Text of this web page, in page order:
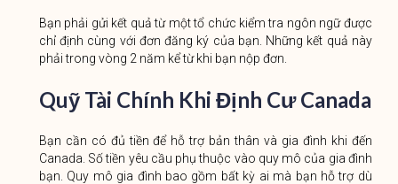
Bạn phải gửi kết quả từ một tổ chức kiểm tra ngôn ngữ được
chỉ định cùng với đơn đăng ký của bạn. Những kết quả này
phải trong vòng 2 năm kể từ khi bạn nộp đơn.
Quỹ Tài Chính Khi Định Cư Canada
Bạn cần có đủ tiền để hỗ trợ bản thân và gia đình khi đến
Canada. Số tiền yêu cầu phụ thuộc vào quy mô của gia đình
bạn. Quy mô gia đình bao gồm bất kỳ ai mà bạn hỗ trợ dù